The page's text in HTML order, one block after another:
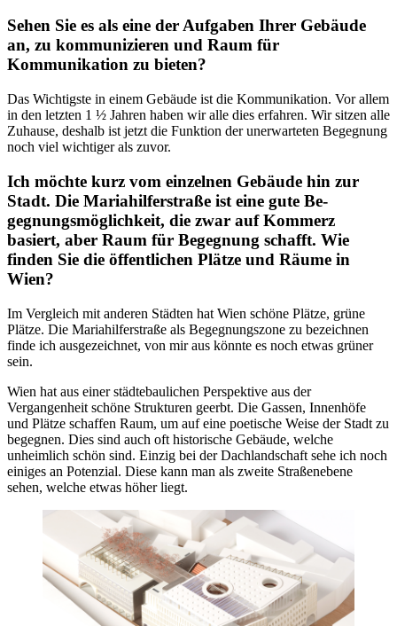
Sehen Sie es als eine der Auf­gaben Ihrer Gebäude
an, zu kommunizieren und Raum für
Kommunikation zu bieten?
Das Wichtigste in einem Gebäude ist die Kommunikation. Vor allem
in den letzten 1 ½ Jahren haben wir alle dies erfahren. Wir sitzen alle
Zuhause, deshalb ist jetzt die Funk­tion der unerwarteten Begegnung
noch viel wichtiger als zuvor.
Ich möchte kurz vom einzelnen Gebäude hin zur
Stadt. Die Ma­riahilferstraße ist eine gute Be­
gegnungsmöglichkeit, die zwar auf Kommerz
basiert, aber Raum für Begegnung schafft. Wie
finden Sie die öffentlichen Plätze und Räume in
Wien?
Im Vergleich mit anderen Städten hat Wien schöne Plätze, grüne
Plätze. Die Mariahilferstraße als Begegnungszone zu bezeichnen
fin­de ich ausgezeichnet, von mir aus könnte es noch etwas grüner
sein.
Wien hat aus einer städte­baulichen Perspektive aus der
Vergangenheit schöne Strukturen geerbt. Die Gassen, Innenhöfe
und Plätze schaffen Raum, um auf eine poetische Weise der Stadt zu
begeg­nen. Dies sind auch oft historische Gebäude, welche
unheimlich schön sind. Einzig bei der Dach­landschaft sehe ich noch
einiges an Potenzial. Diese kann man als zweite Straßenebene
sehen, welche etwas höher liegt.